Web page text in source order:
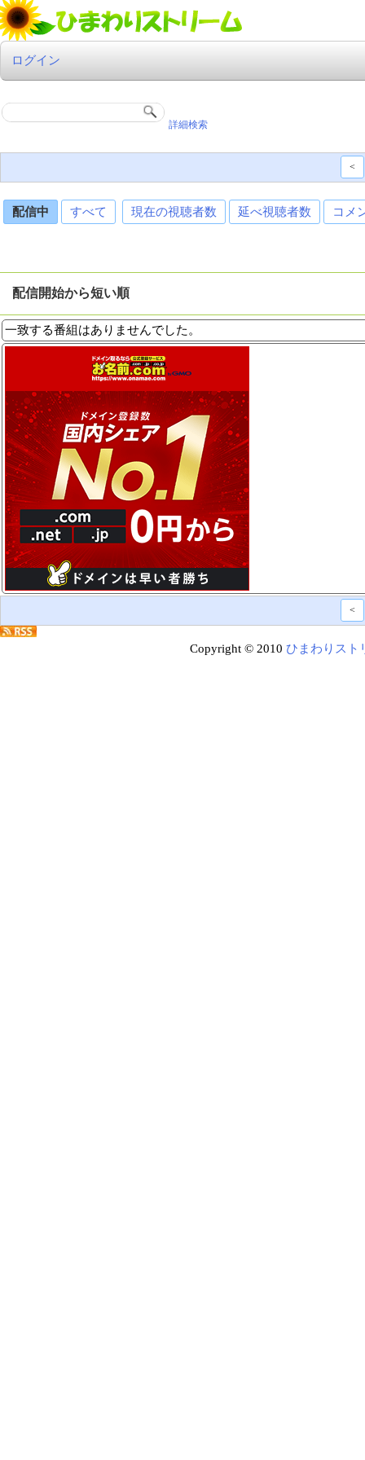
ログイン
詳細検索
<
配信中 すべて 現在の視聴者数 延べ視聴者数 コメ
配信開始から短い順
一致する番組はありませんでした。
<
Copyright © 2010 ひまわりスト